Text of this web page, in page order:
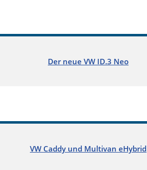
Der neue VW ID.3 Neo
VW Caddy und Multivan eHybrid